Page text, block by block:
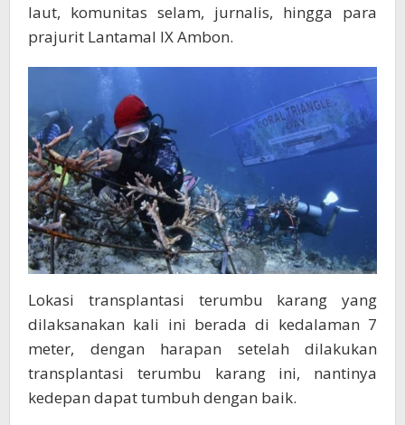
laut, komunitas selam, jurnalis, hingga para
prajurit Lantamal IX Ambon.
Lokasi transplantasi terumbu karang yang
dilaksanakan kali ini berada di kedalaman 7
meter, dengan harapan setelah dilakukan
transplantasi terumbu karang ini, nantinya
kedepan dapat tumbuh dengan baik.